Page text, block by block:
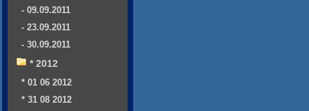
- 09.09.2011
- 23.09.2011
- 30.09.2011
* 2012
* 01 06 2012
* 31 08 2012